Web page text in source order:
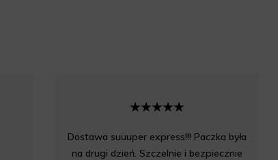
Dostawa suuuper express!!! Paczka była
na drugi dzień. Szczelnie i bezpiecznie